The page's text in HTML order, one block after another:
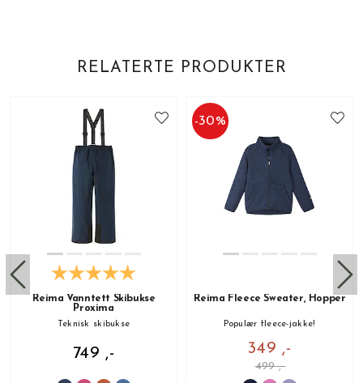
RELATERTE PRODUKTER
Reima Vanntett Skibukse
Proxima
Teknisk skibukse
749 ,-
-30%
Reima Fleece Sweater, Hopper
Populær fleece-jakke!
349 ,-
499 ,-